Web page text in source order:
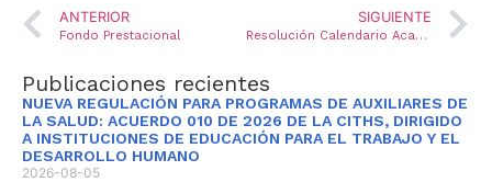
ANTERIOR
Fondo Prestacional
SIGUIENTE
Resolución Calendario Académico 2013
Publicaciones recientes
NUEVA REGULACIÓN PARA PROGRAMAS DE AUXILIARES DE
LA SALUD: ACUERDO 010 DE 2026 DE LA CITHS, DIRIGIDO
A INSTITUCIONES DE EDUCACIÓN PARA EL TRABAJO Y EL
DESARROLLO HUMANO
2026-08-05